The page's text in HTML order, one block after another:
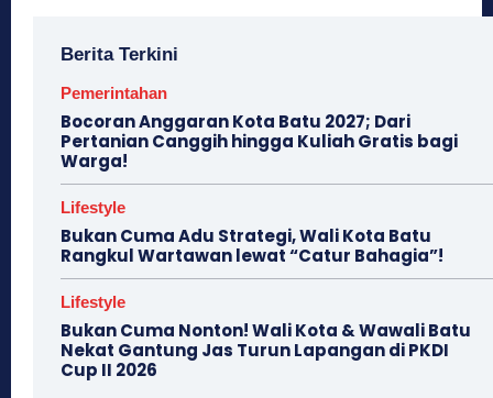
Berita Terkini
Pemerintahan
Bocoran Anggaran Kota Batu 2027; Dari
Pertanian Canggih hingga Kuliah Gratis bagi
Warga!
Lifestyle
Bukan Cuma Adu Strategi, Wali Kota Batu
Rangkul Wartawan lewat “Catur Bahagia”!
Lifestyle
Bukan Cuma Nonton! Wali Kota & Wawali Batu
Nekat Gantung Jas Turun Lapangan di PKDI
Cup II 2026